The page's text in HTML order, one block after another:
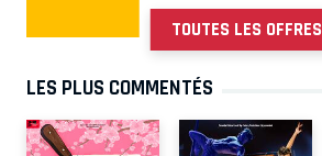
TOUTES LES OFFRES
LES PLUS COMMENTÉS